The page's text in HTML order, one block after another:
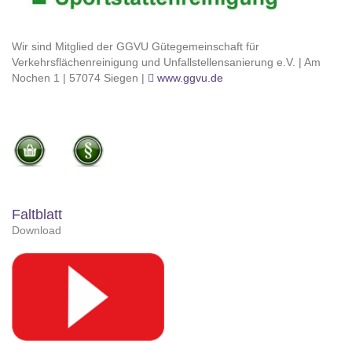
Wir sind Mitglied der GGVU Gütegemeinschaft für
Verkehrsflächenreinigung und Unfallstellensanierung e.V. | Am
Nochen 1 | 57074 Siegen |
www.ggvu.de
Faltblatt
Download